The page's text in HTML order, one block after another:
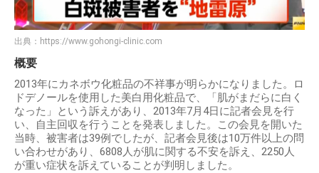
出典： https://www.gohongi-clinic.com
概要
2013年にカネボウ化粧品の不祥事が明らかになりました。ロ
ドデノールを使用した美白用化粧品で、「肌がまだらに白く
なった」という訴えがあり、2013年7月4日に記者会見を行
い、自主回収を行うことを発表しました。この会見を開いた
当時、被害者は39例でしたが、記者会見後は10万件以上の問
い合わせがあり、6808人が肌に関する不安を訴え、2250人
が重い症状を訴えていることが判明しました。